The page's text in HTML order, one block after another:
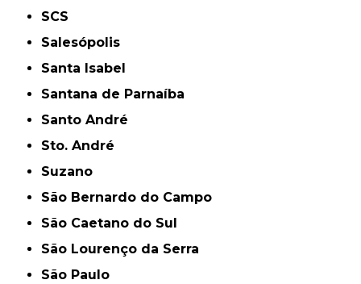
SCS
Salesópolis
Santa Isabel
Santana de Parnaíba
Santo André
Sto. André
Suzano
São Bernardo do Campo
São Caetano do Sul
São Lourenço da Serra
São Paulo